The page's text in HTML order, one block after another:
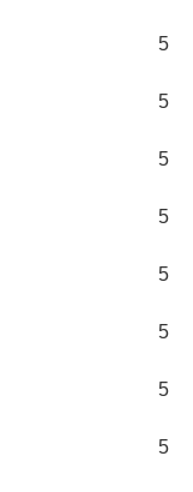
5
5
5
5
5
5
5
5